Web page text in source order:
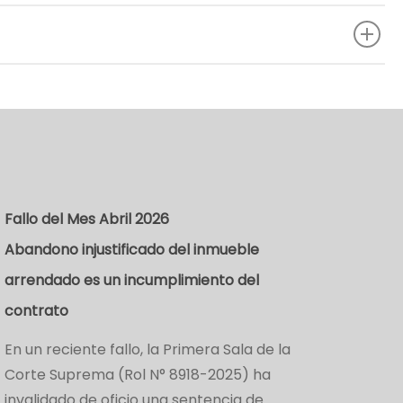
Fallo del Mes Abril 2026
Abandono injustificado del inmueble
arrendado es un incumplimiento del
contrato
En un reciente fallo, la Primera Sala de la
Corte Suprema (Rol N° 8918-2025) ha